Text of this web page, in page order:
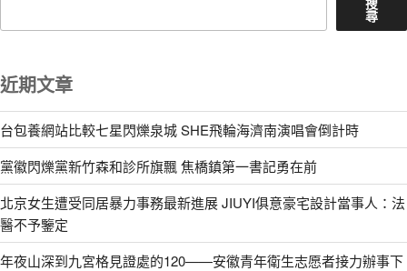
尋
近期文章
台包養網站比較七星閃爍泉城 SHE飛輪海濟南演唱會倒計時
黨徽閃爍黨新竹森和診所旗飄 焦橋鎮第一書記勇在前
北京女生遭受同居暴力事務最新進展 JIUYI俱意豪宅設計當事人：法
醫不予鑒定
年夜山深到九宮格見證處的120——安徽青年衛生志愿者接力辦事下